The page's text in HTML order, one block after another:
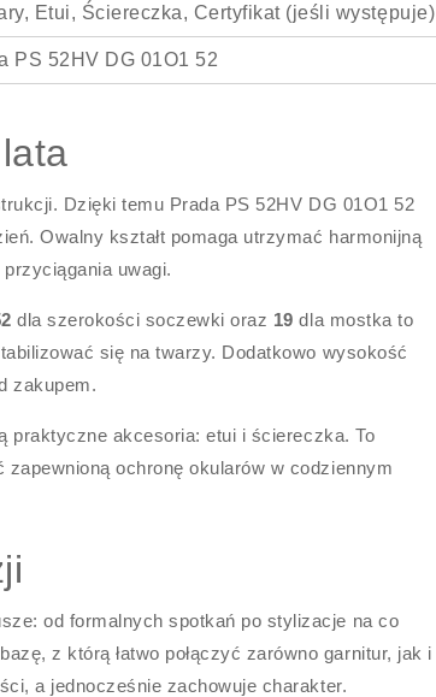
Etui, Ściereczka, Certyfikat (jeśli występuje)
PS 52HV DG 01O1 52
Dzięki temu Prada PS 52HV DG 01O1 52
Owalny kształt pomaga utrzymać harmonijną
uwagi.
dla szerokości soczewki oraz 19 dla mostka to
się na twarzy. Dodatkowo wysokość
zakupem.
praktyczne akcesoria: etui i ściereczka. To
ochronę okularów w codziennym
od formalnych spotkań po stylizacje na co
z którą łatwo połączyć zarówno garnitur, jak i
a jednocześnie zachowuje charakter.